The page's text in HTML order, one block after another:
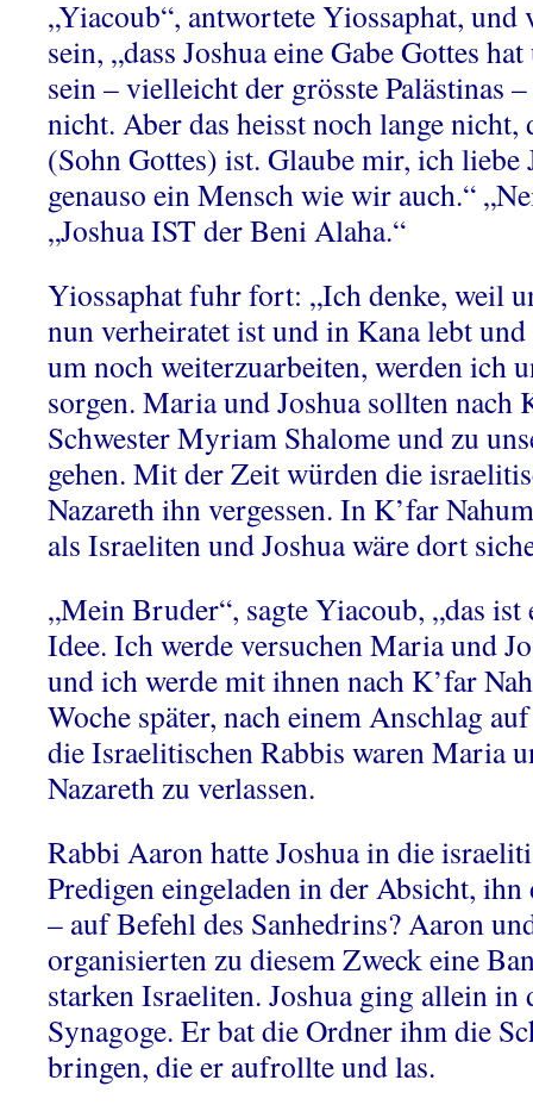
„Yiacoub“, antwortete Yiossaphat, und
sein, „dass Joshua eine Gabe Gottes
sein – vielleicht der grösste Palästinas
nicht. Aber das heisst noch lange nicht,
(Sohn Gottes) ist. Glaube mir, ich liebe
genauso ein Mensch wie wir auch.“
„Joshua IST der Beni Alaha.“
Yiossaphat fuhr fort: „Ich denke, weil
nun verheiratet ist und in Kana lebt
um noch weiterzuarbeiten, werden ich
sorgen. Maria und Joshua sollten nach
Schwester Myriam Shalome und zu
gehen. Mit der Zeit würden die
Nazareth ihn vergessen. In K’far
als Israeliten und Joshua wäre dort
„Mein Bruder“, sagte Yiacoub, „das ist
Idee. Ich werde versuchen Maria und
und ich werde mit ihnen nach K’far
Woche später, nach einem Anschlag
die Israelitischen Rabbis waren Maria
Nazareth zu verlassen.
Rabbi Aaron hatte Joshua in die
Predigen eingeladen in der Absicht,
– auf Befehl des Sanhedrins? Aaron
organisierten zu diesem Zweck eine
starken Israeliten. Joshua ging allein in
Synagoge. Er bat die Ordner ihm die
bringen, die er aufrollte und las.